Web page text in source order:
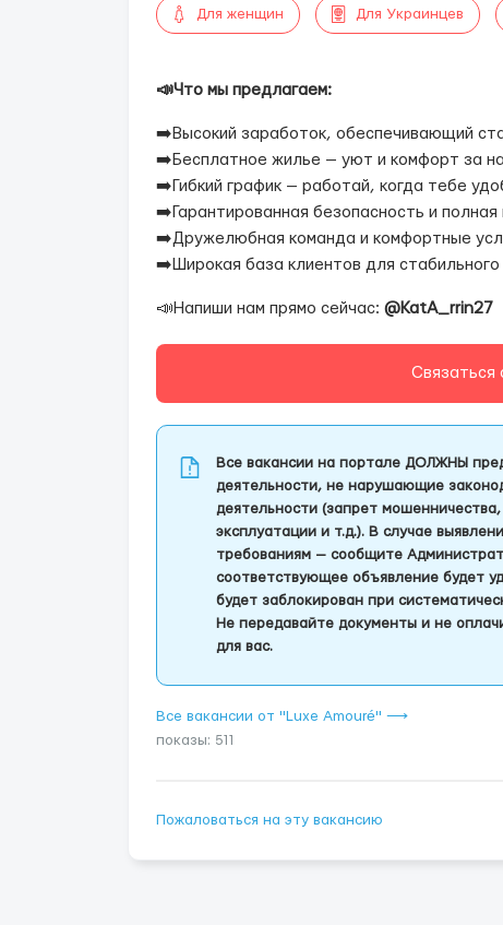
Для женщин Для Украинцев
📣Что мы предлагаем:
➡️Высокий заработок, обеспечивающий
➡️Бесплатное жилье — уют и комфорт за
➡️Гибкий график — работай, когда тебе
➡️Гарантированная безопасность и
➡️Дружелюбная команда и комфортные
➡️Широкая база клиентов для
📣Напиши нам прямо сейчас: @KatA_rrin27
Связаться
Все вакансии на портале ДОЛЖНЫ
деятельности, не нарушающие
деятельности (запрет
эксплуатации и т.д.). В случае
требованиям — сообщите
соответствующее объявление будет
будет заблокирован при
Не передавайте документы и не
для вас.
Все вакансии от "Luxe Amouré" ⟶
показы: 511
Пожаловаться на эту вакансию